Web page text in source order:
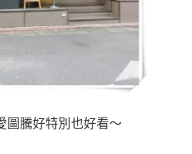
圖騰好特別也好看～